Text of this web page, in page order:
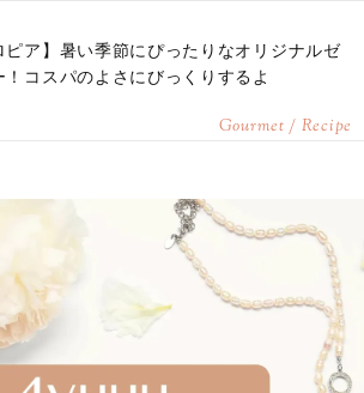
ピア】暑い季節にぴったりなオリジナルゼ
！コスパのよさにびっくりするよ
Gourmet / Recipe